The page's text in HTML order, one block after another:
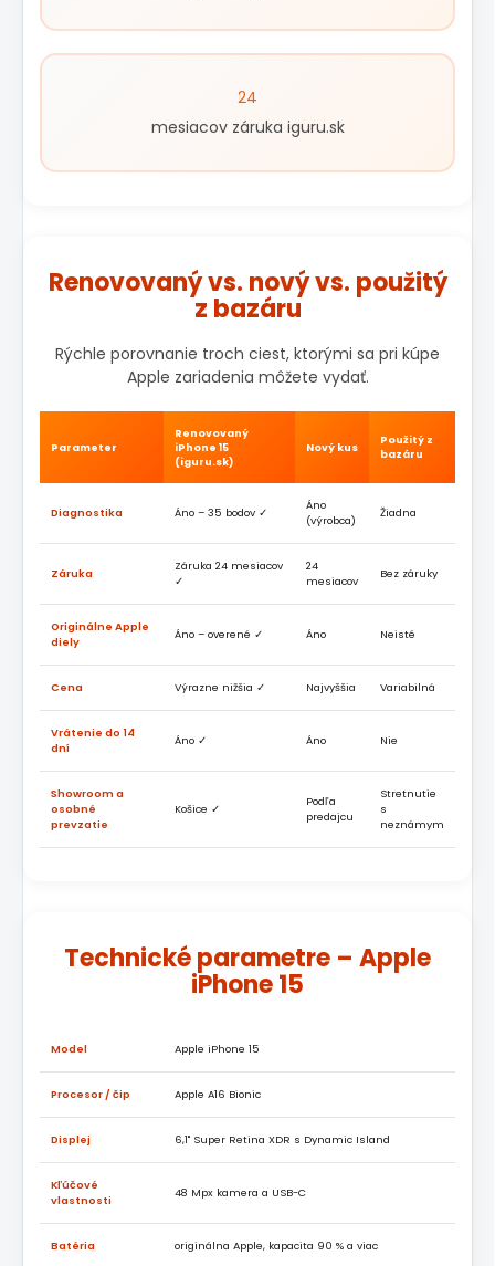
24
mesiacov záruka iguru.sk
Renovovaný vs. nový vs. použitý
z bazáru
Rýchle porovnanie troch ciest, ktorými sa pri kúpe
Apple zariadenia môžete vydať.
Parameter
Renovovaný
iPhone 15
(iguru.sk)
Nový kus
Použitý z
bazáru
Diagnostika Áno – 35 bodov ✓
Áno
(výrobca)
Žiadna
Záruka
Záruka 24 mesiacov
✓
24
mesiacov
Bez záruky
Originálne Apple
diely
Áno – overené ✓ Áno Neisté
Cena Výrazne nižšia ✓ Najvyššia Variabilná
Vrátenie do 14
dní
Áno ✓ Áno Nie
Showroom a
osobné
prevzatie
Košice ✓
Podľa
predajcu
Stretnutie
s
neznámym
Technické parametre – Apple
iPhone 15
Model Apple iPhone 15
Procesor / čip Apple A16 Bionic
Displej 6,1" Super Retina XDR s Dynamic Island
Kľúčové
vlastnosti
48 Mpx kamera a USB-C
Batéria originálna Apple, kapacita 90 % a viac